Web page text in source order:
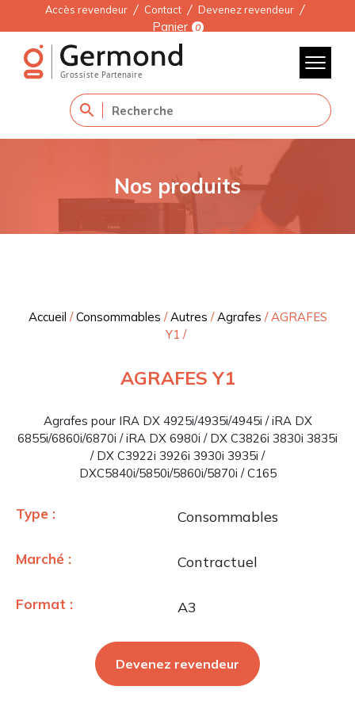
Accès revendeur Contact Devenez revendeur
Panier 0
Nos produits
Accueil /Consommables /Autres /Agrafes /AGRAFES
Y1 /
AGRAFES Y1
Agrafes pour IRA DX 4925i/4935i/4945i / iRA DX
6855i/6860i/6870i / iRA DX 6980i / DX C3826i 3830i 3835i
/ DX C3922i 3926i 3930i 3935i /
DXC5840i/5850i/5860i/5870i / C165
Type : Consommables
Marché : Contractuel
Format : A3
Devenez revendeur